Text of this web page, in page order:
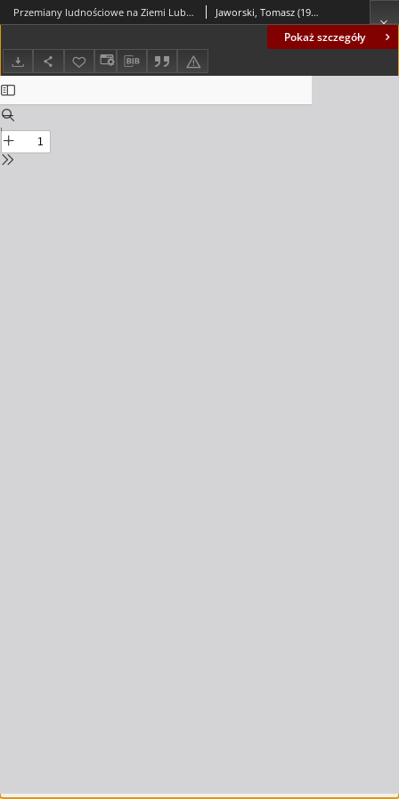
Pokaż szczegóły
Przemiany ludnościowe na Ziemi Lubuskiej w XVII i XVIII wieku Jaworski, Tomasz (1944- )